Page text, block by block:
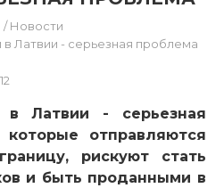
/Новости
Латвии - серьезная проблема
в Латвии - серьезная
отправляются
рискуют стать
и быть проданными в